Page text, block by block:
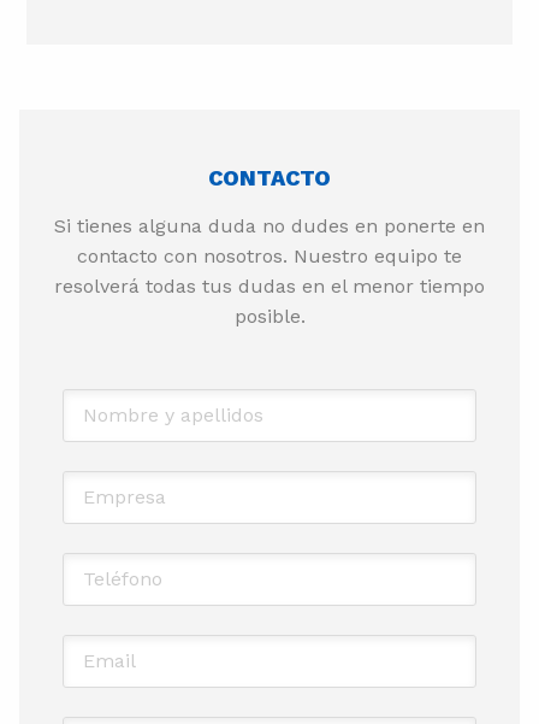
CONTACTO
Si tienes alguna duda no dudes en ponerte en
contacto con nosotros. Nuestro equipo te
resolverá todas tus dudas en el menor tiempo
posible.
Teléfono